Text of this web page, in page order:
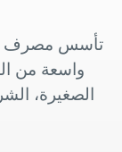
واسعة من
الصغيرة،